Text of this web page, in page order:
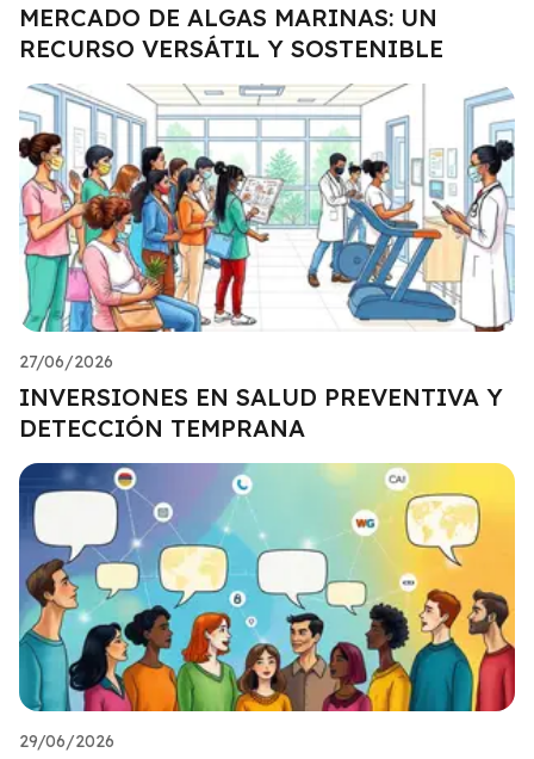
MERCADO DE ALGAS MARINAS: UN
RECURSO VERSÁTIL Y SOSTENIBLE
27/06/2026
INVERSIONES EN SALUD PREVENTIVA Y
DETECCIÓN TEMPRANA
29/06/2026